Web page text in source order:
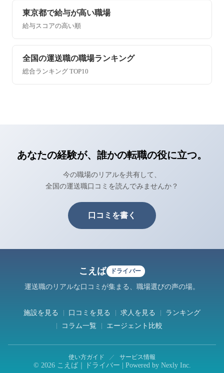
東京都で給与が高い職場
給与スコアの高い順
全国の運送職の職場ランキング
総合ランキング TOP10
あなたの経験が、誰かの転職の役に立つ。
今の職場のリアルを共有して、
全国の運送職口コミを読んでみませんか？
口コミを書く
こえば ドライバー
運送職のリアルな口コミが集まる、職場選びの声の場。
施設を見る 口コミを見る 求人を見る
ランキング
コラム一覧
エージェント比較
使い方ガイド ／ サービス情報
© 2026 こえば｜ドライバー | Powered by Nexly Inc.